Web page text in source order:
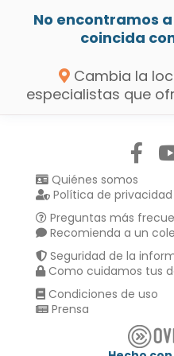
No encontramos
coincida
Cambia la
especialistas que
Quiénes somos
Política de privacidad
Preguntas más
Recomienda a un
Seguridad de la
Como cuidamos tus
Condiciones de uso
Prensa